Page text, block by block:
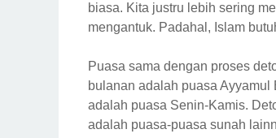
biasa. Kita justru lebih sering
mengantuk. Padahal, Islam
Puasa sama dengan proses
bulanan adalah puasa
adalah puasa Senin-Kamis.
adalah puasa-puasa sunah